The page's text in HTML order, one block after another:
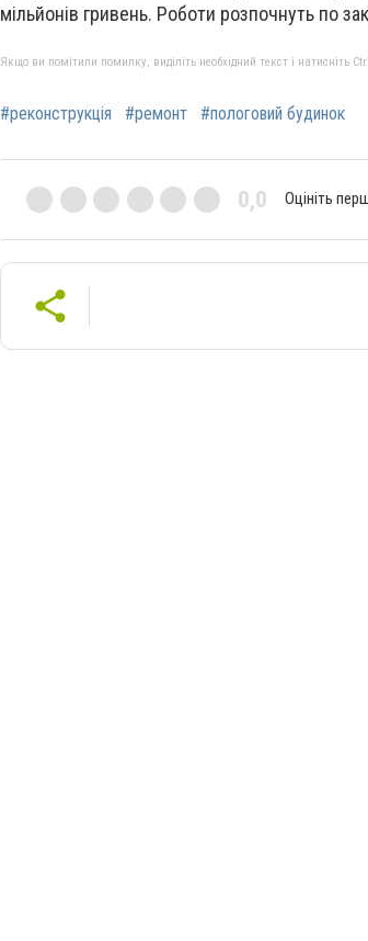
мільйонів гривень. Роботи розпочнуть по
Якщо ви помітили помилку, виділіть необхідний текст і натисніть
#реконструкція #ремонт #пологовий будинок
0,0 Оцініть